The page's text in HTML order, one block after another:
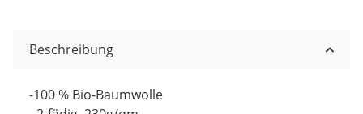
Beschreibung
-100 % Bio-Baumwolle